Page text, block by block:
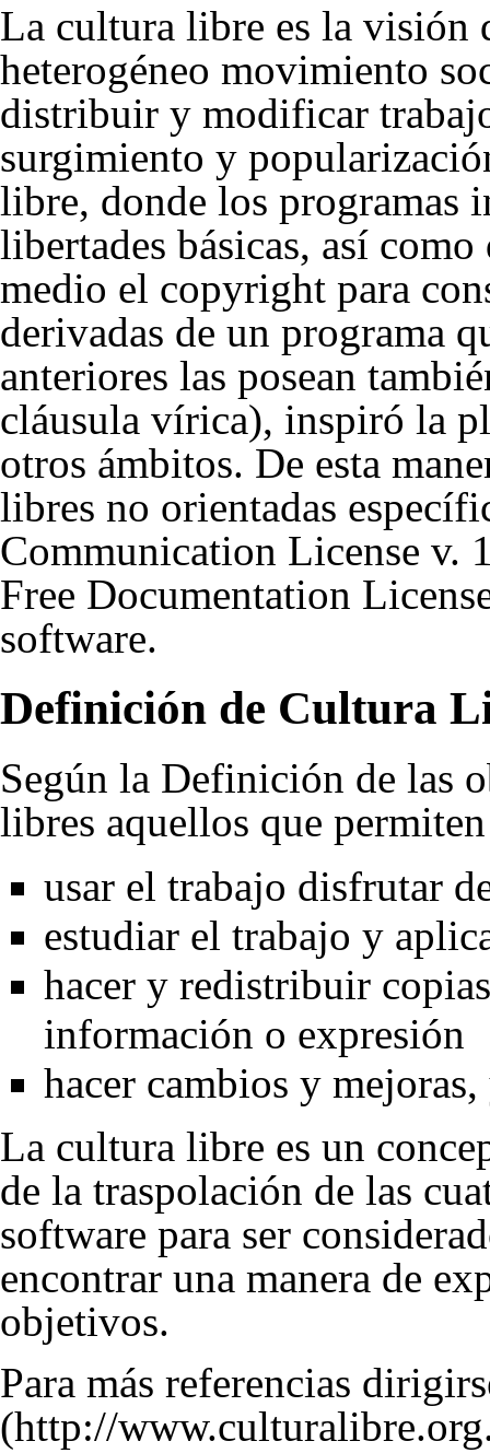
La cultura libre es la visión
heterogéneo movimiento
distribuir y modificar
surgimiento y
libre, donde los programas
libertades básicas, así
medio el copyright para
derivadas de un programa
anteriores las posean
cláusula vírica), inspiró la
otros ámbitos. De esta
libres no orientadas
Communication License v.
Free Documentation
software.
Definición de Cultura
Según la Definición de las
libres aquellos que
usar el trabajo disfrutar
estudiar el trabajo y
hacer y redistribuir
información o expresión
hacer cambios y
La cultura libre es un
de la traspolación de las
software para ser
encontrar una manera de
objetivos.
Para más referencias